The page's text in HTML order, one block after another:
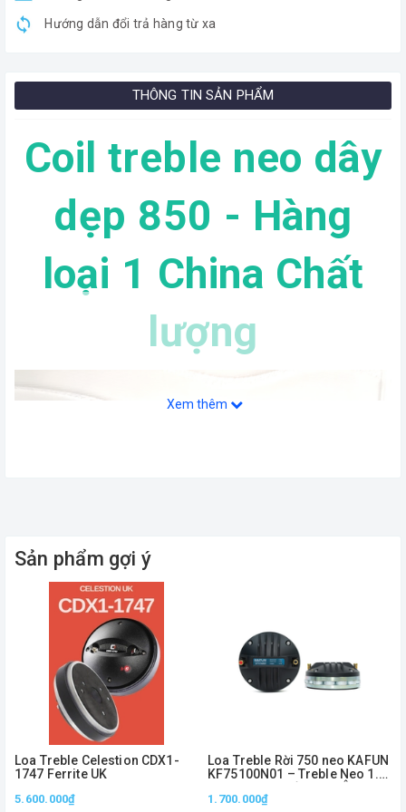
Hướng dẫn đổi trả hàng từ xa
THÔNG TIN SẢN PHẨM
Coil treble neo dây
dẹp 850 - Hàng
loại 1 China Chất
lượng
Xem thêm
Sản phẩm gợi ý
Loa Treble Celestion CDX1-
1747 Ferrite UK
5.600.000₫
Loa Treble Rời 750 neo KAFUN
KF75100N01 – Treble Neo 1.5
Sắc Nét
1.700.000₫